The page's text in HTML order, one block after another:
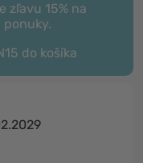
zľavu 15% na
do košíka